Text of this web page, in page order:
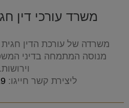
משרד עורכי דין
משרדה של עורכת הדין
מנוסה המתמחה בדיני
וירושות.
ליצירת קשר חייגו: